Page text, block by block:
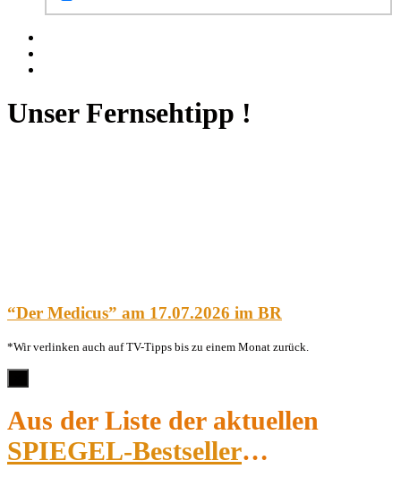
Unser Fernsehtipp !
“Der Medicus” am 17.07.2026 im BR
*Wir verlinken auch auf TV-Tipps bis zu einem Monat zurück.
Aus der Liste der aktuellen
SPIEGEL-Bestseller…